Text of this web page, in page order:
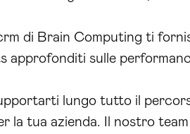
di Brain Computing ti
approfonditi sulle
lungo tutto il
la tua azienda. Il nostro